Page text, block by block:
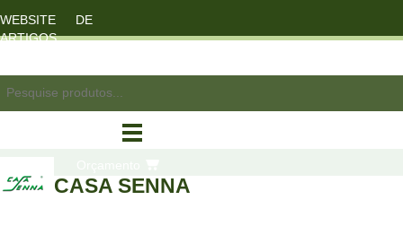
WEBSITE DE
ARTIGOS
CASA SENNA